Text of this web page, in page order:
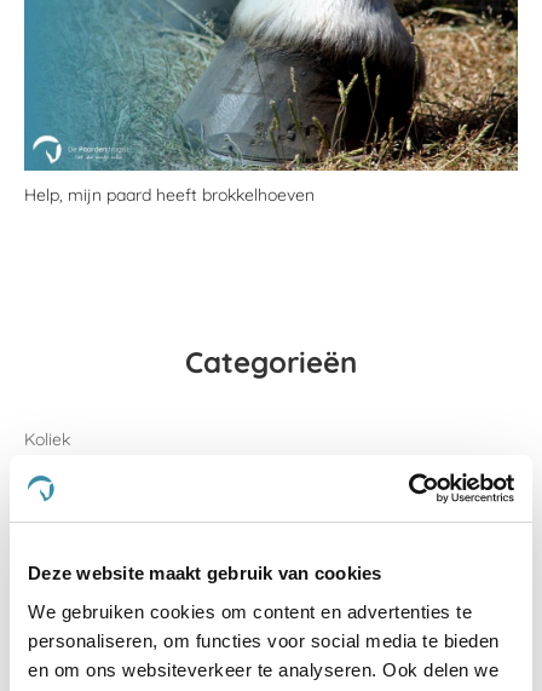
Deze website maakt gebruik van cookies
We gebruiken cookies om content en advertenties te
personaliseren, om functies voor social media te bieden
en om ons websiteverkeer te analyseren. Ook delen we
Help, mijn paard heeft brokkelhoeven
Categorieën
Koliek
Spieren en gewrichten
Spierbevangenheid